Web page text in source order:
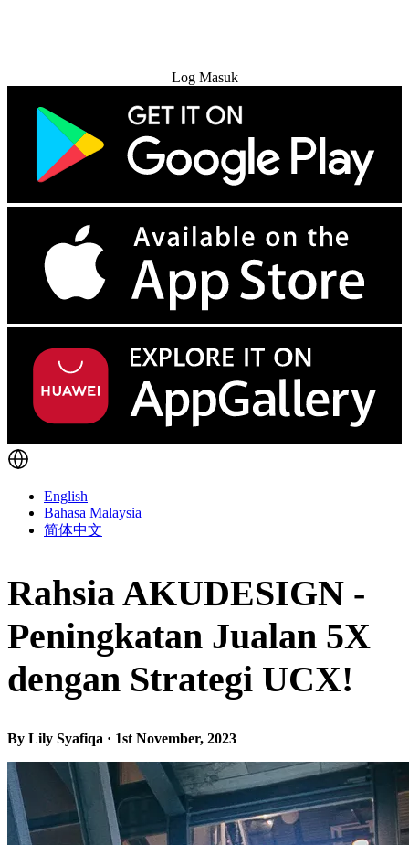
Log Masuk
English
Bahasa Malaysia
简体中文
Rahsia AKUDESIGN -
Peningkatan Jualan 5X
dengan Strategi UCX!
By Lily Syafiqa · 1st November, 2023